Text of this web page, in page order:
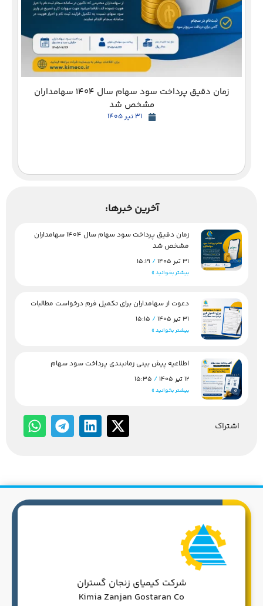
زمان دقیق پرداخت سود سهام سال 1404 سهامداران
مشخص شد
31 تیر 1405
اشتراک
آخرین خبرها:
زمان دقیق پرداخت سود سهام سال 1404 سهامداران
مشخص شد
31 تیر 1405
بیشتر بخوانید »
دعوت از سهامداران برای تکمیل فرم درخواست مطالبات
31 تیر 1405
بیشتر بخوانید »
اطلاعیه پیش بینی زمانبندی پرداخت سود سهام
12 تیر 1405
بیشتر بخوانید »
شرکت کیمیای زنجان گستران
Kimia Zanjan Gostaran Co